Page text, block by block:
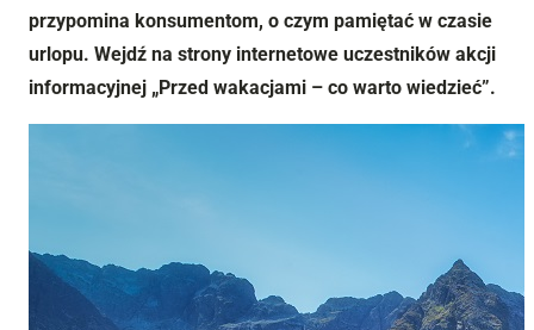
przypomina konsumentom, o czym pamiętać w czasie
urlopu. Wejdź na strony internetowe uczestników akcji
informacyjnej „Przed wakacjami – co warto wiedzieć”.